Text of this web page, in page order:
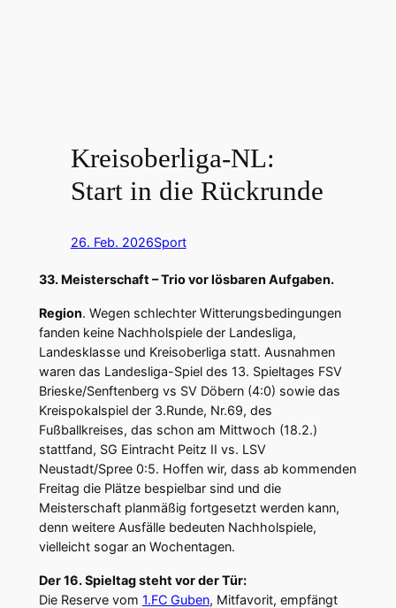
Kreisoberliga-NL:
Start in die Rückrunde
26. Feb. 2026Sport
33. Meisterschaft – Trio vor lösbaren Aufgaben.
Region. Wegen schlechter Witterungsbedingungen
fanden keine Nachholspiele der Landesliga,
Landesklasse und Kreisoberliga statt. Ausnahmen
waren das Landesliga-Spiel des 13. Spieltages FSV
Brieske/Senftenberg vs SV Döbern (4:0) sowie das
Kreispokalspiel der 3.Runde, Nr.69, des
Fußballkreises, das schon am Mittwoch (18.2.)
stattfand, SG Eintracht Peitz II vs. LSV
Neustadt/Spree 0:5. Hoffen wir, dass ab kommenden
Freitag die Plätze bespielbar sind und die
Meisterschaft planmäßig fortgesetzt werden kann,
denn weitere Ausfälle bedeuten Nachholspiele,
vielleicht sogar an Wochentagen.
Der 16. Spieltag steht vor der Tür:
Die Reserve vom 1.FC Guben, Mitfavorit, empfängt